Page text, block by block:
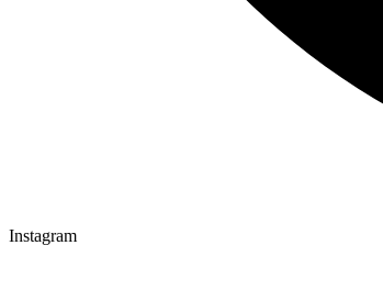
Instagram